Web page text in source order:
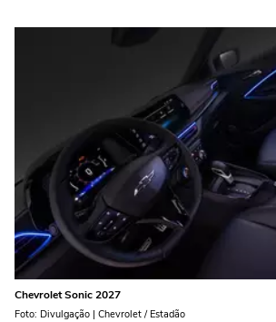
Chevrolet Sonic 2027
Foto: Divulgação | Chevrolet / Estadão